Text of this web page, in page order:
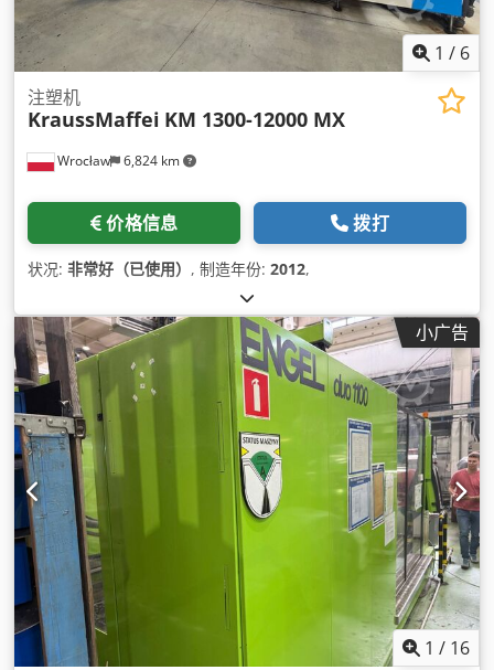
1 / 6
Wrocław 6,824 km
注塑机
KraussMaffei KM 1300-12000 MX
价格信息 拨打
状况: 非常好（已使用） , 制造年份: 2012,
小广告
1 / 16